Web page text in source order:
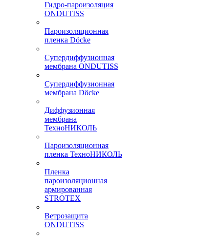
Гидро-пароизоляция
ONDUTISS
Пароизоляционная
пленка Döcke
Супердиффузионная
мембрана ONDUTISS
Супердиффузионная
мембрана Döcke
Диффузионная
мембрана
ТехноНИКОЛЬ
Пароизоляционная
пленка ТехноНИКОЛЬ
Пленка
пароизоляционная
армированная
STROTEX
Ветрозащита
ONDUTISS